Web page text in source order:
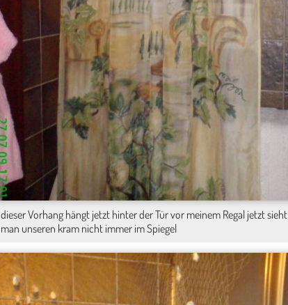
dieser Vorhang hängt jetzt hinter der Tür vor meinem Regal jetzt sieht
man unseren kram nicht immer im Spiegel